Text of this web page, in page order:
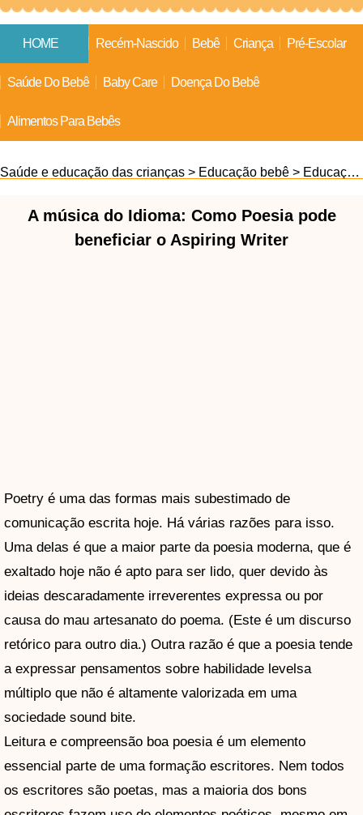
HOME Recém-Nascido Bebê Criança Pré-Escolar
Saúde Do Bebê Baby Care Doença Do Bebê
Alimentos Para Bebês
Saúde e educação das crianças > Educação bebê > Educação familiar
A música do Idioma: Como Poesia pode
beneficiar o Aspiring Writer
Poetry é uma das formas mais subestimado de
comunicação escrita hoje. Há várias razões para isso.
Uma delas é que a maior parte da poesia moderna, que é
exaltado hoje não é apto para ser lido, quer devido às
ideias descaradamente irreverentes expressa ou por
causa do mau artesanato do poema. (Este é um discurso
retórico para outro dia.) Outra razão é que a poesia tende
a expressar pensamentos sobre habilidade levelsa
múltiplo que não é altamente valorizada em uma
sociedade sound bite.
Leitura e compreensão boa poesia é um elemento
essencial parte de uma formação escritores. Nem todos
os escritores são poetas, mas a maioria dos bons